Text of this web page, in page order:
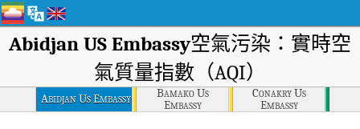
Abidjan US Embassy空氣污染：實時空
氣質量指數（AQI）
Abidjan Us Embassy
Bamako Us
Embassy
Conakry Us
Embassy